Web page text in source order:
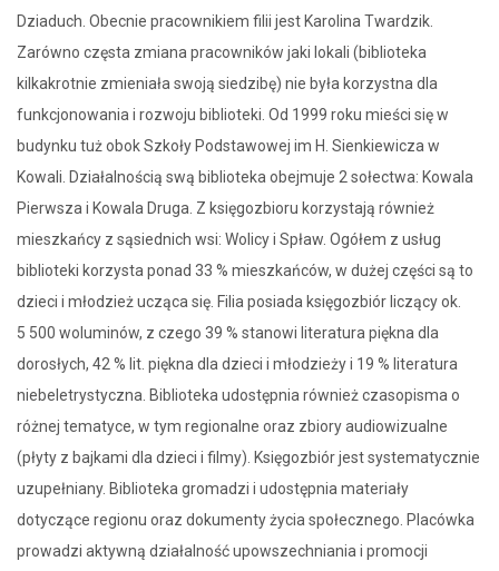
Dziaduch. Obecnie pracownikiem filii jest Karolina Twardzik.
Zarówno częsta zmiana pracowników jaki lokali (biblioteka
kilkakrotnie zmieniała swoją siedzibę) nie była korzystna dla
funkcjonowania i rozwoju biblioteki. Od 1999 roku mieści się w
budynku tuż obok Szkoły Podstawowej im H. Sienkiewicza w
Kowali. Działalnością swą biblioteka obejmuje 2 sołectwa: Kowala
Pierwsza i Kowala Druga. Z księgozbioru korzystają również
mieszkańcy z sąsiednich wsi: Wolicy i Spław. Ogółem z usług
biblioteki korzysta ponad 33 % mieszkańców, w dużej części są to
dzieci i młodzież ucząca się. Filia posiada księgozbiór liczący ok.
5 500 woluminów, z czego 39 % stanowi literatura piękna dla
dorosłych, 42 % lit. piękna dla dzieci i młodzieży i 19 % literatura
niebeletrystyczna. Biblioteka udostępnia również czasopisma o
różnej tematyce, w tym regionalne oraz zbiory audiowizualne
(płyty z bajkami dla dzieci i filmy). Księgozbiór jest systematycznie
uzupełniany. Biblioteka gromadzi i udostępnia materiały
dotyczące regionu oraz dokumenty życia społecznego. Placówka
prowadzi aktywną działalność upowszechniania i promocji